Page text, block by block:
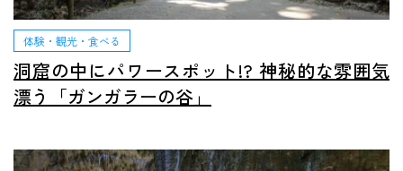
体験・観光・食べる
洞窟の中にパワースポット!? 神秘的な雰囲気
漂う「ガンガラーの谷」